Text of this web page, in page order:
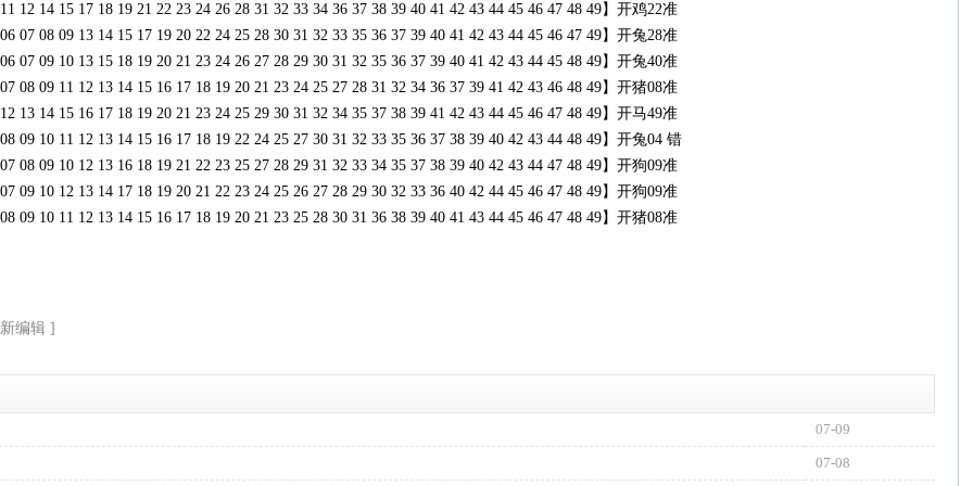
12 14 15 17 18 19 21 22 23 24 26 28 31 32 33 34 36 37 38 39 40 41 42 43 44 45 46 47 48 49】开鸡22准
07 08 09 13 14 15 17 19 20 22 24 25 28 30 31 32 33 35 36 37 39 40 41 42 43 44 45 46 47 49】开兔28准
07 09 10 13 15 18 19 20 21 23 24 26 27 28 29 30 31 32 35 36 37 39 40 41 42 43 44 45 48 49】开兔40准
08 09 11 12 13 14 15 16 17 18 19 20 21 23 24 25 27 28 31 32 34 36 37 39 41 42 43 46 48 49】开猪08准
13 14 15 16 17 18 19 20 21 23 24 25 29 30 31 32 34 35 37 38 39 41 42 43 44 45 46 47 48 49】开马49准
09 10 11 12 13 14 15 16 17 18 19 22 24 25 27 30 31 32 33 35 36 37 38 39 40 42 43 44 48 49】开兔04 错
08 09 10 12 13 16 18 19 21 22 23 25 27 28 29 31 32 33 34 35 37 38 39 40 42 43 44 47 48 49】开狗09准
09 10 12 13 14 17 18 19 20 21 22 23 24 25 26 27 28 29 30 32 33 36 40 42 44 45 46 47 48 49】开狗09准
09 10 11 12 13 14 15 16 17 18 19 20 21 23 25 28 30 31 36 38 39 40 41 43 44 45 46 47 48 49】开猪08准
编辑 ]
07-09
07-08